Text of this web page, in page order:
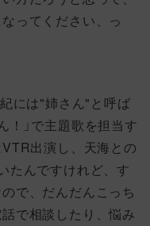
ってください、っ
には"姉さん"と呼ば
！」で主題歌を担当す
出演し、天海との
たんですけれど、す
で、だんだんこっち
で相談したり、悩み